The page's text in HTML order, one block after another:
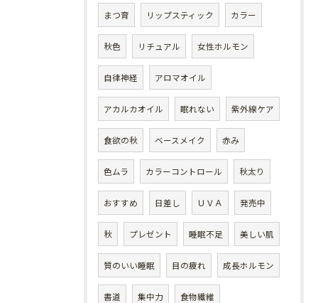
まつ育 リップスティック カラー
秋色 リチュアル 女性ホルモン
自律神経 アロマオイル
アカルカオイル 眠れない 紫外線ケア
食欲の秋 ベースメイク 赤み
色ムラ カラーコントロール 秋太り
おすすめ 日差し ＵＶＡ 発売中
秋 プレゼント 睡眠不足 美しい肌
質のいい睡眠 目の疲れ 成長ホルモン
書道 集中力 食物繊維